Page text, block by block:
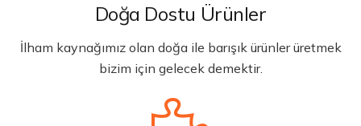
Doğa Dostu Ürünler
İlham kaynağımız olan doğa ile barışık ürünler üretmek
bizim için gelecek demektir.